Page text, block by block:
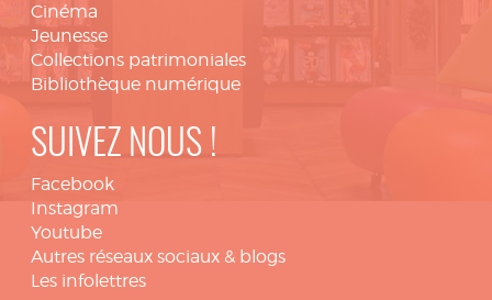
Cinéma
Jeunesse
Collections patrimoniales
Bibliothèque numérique
SUIVEZ NOUS !
Facebook
Instagram
Youtube
Autres réseaux sociaux & blogs
Les infolettres